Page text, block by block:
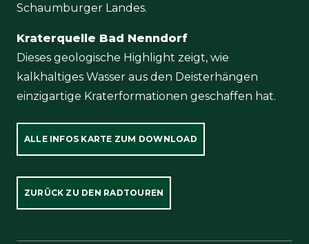
Schaumburger Landes.
Kraterquelle Bad Nenndorf
Dieses geologische Highlight zeigt, wie
kalkhaltiges Wasser aus den Deisterhängen
einzigartige Kraterformationen geschaffen hat.
ALLE INFOS KARTE ZUM DOWNLOAD
ZURÜCK ZU DEN RADTOUREN